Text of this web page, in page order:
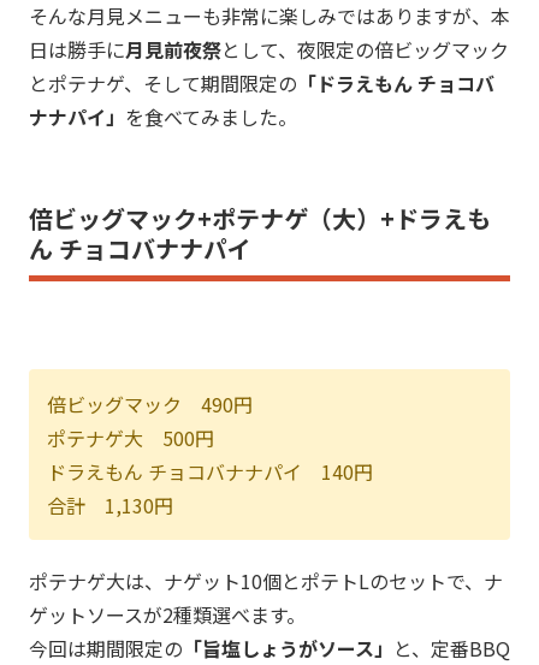
そんな月見メニューも非常に楽しみではありますが、本
日は勝手に月見前夜祭として、夜限定の倍ビッグマック
とポテナゲ、そして期間限定の 「ドラえもん チョコバ
ナナパイ」 を食べてみました。
倍ビッグマック+ポテナゲ（大）+ドラえも
ん チョコバナナパイ
倍ビッグマック 490円
ポテナゲ大 500円
ドラえもん チョコバナナパイ 140円
合計 1,130円
ポテナゲ大は、ナゲット10個とポテトLのセットで、ナ
ゲットソースが2種類選べます。
今回は期間限定の 「旨塩しょうがソース」 と、定番BBQ